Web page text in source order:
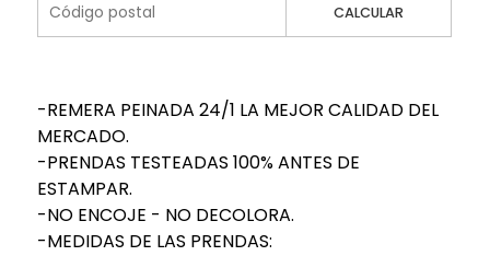
CALCULAR
-REMERA PEINADA 24/1 LA MEJOR CALIDAD DEL
MERCADO.
-PRENDAS TESTEADAS 100% ANTES DE
ESTAMPAR.
-NO ENCOJE - NO DECOLORA.
-MEDIDAS DE LAS PRENDAS: